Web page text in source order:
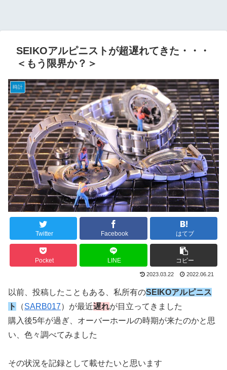
SEIKOアルピニストが超遅れてきた・・・
＜もう限界か？＞
時計
Twitter Facebook はてブ
Pocket LINE コピー
2023.03.22 2022.06.21
以前、投稿したこともある、私所有のSEIKOアルピニス
ト
（SARB017）が最近遅れが目立ってきました
購入後5年が過ぎ、オーバーホールの時期が来たのかと思
い、色々調べてみました
その状況を記録として載せたいと思います